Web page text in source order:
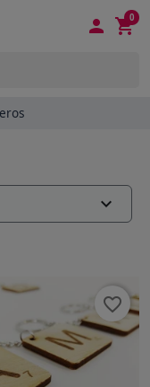
 
0

favorite_border